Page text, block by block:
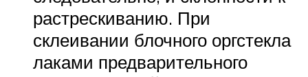
растрескиванию. При
склеивании блочного оргстекла
лаками предварительного